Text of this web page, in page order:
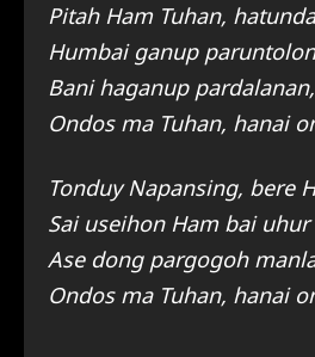
Pitah Ham Tuhan,
Humbai ganup
Bani haganup
Ondos ma Tuhan, hanai
Tonduy Napansing, bere
Sai useihon Ham bai uhur
Ase dong pargogoh
Ondos ma Tuhan, hanai